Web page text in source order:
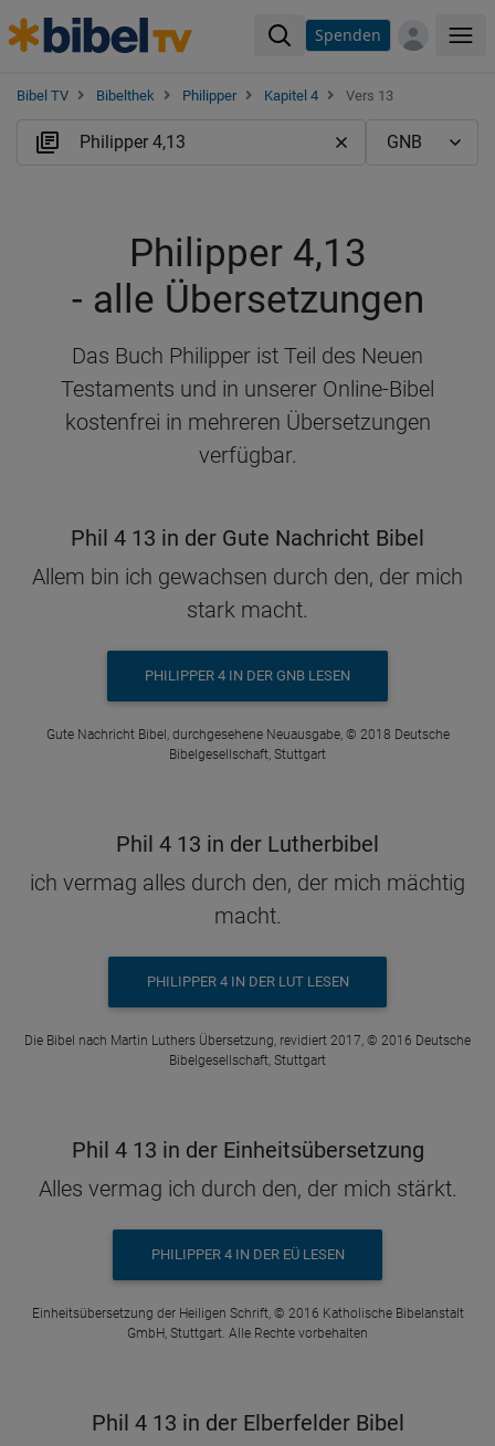
Spenden
Bibel TV Bibelthek Philipper Kapitel 4 Vers 13
Philipper 4,13
- alle Übersetzungen
Das Buch Philipper ist Teil des Neuen
Testaments und in unserer Online-Bibel
kostenfrei in mehreren Übersetzungen
verfügbar.
Phil 4 13 in der Gute Nachricht Bibel
Allem bin ich gewachsen durch den, der mich
stark macht.
PHILIPPER 4 IN DER GNB LESEN
Gute Nachricht Bibel, durchgesehene Neuausgabe, © 2018 Deutsche
Bibelgesellschaft, Stuttgart
Phil 4 13 in der Lutherbibel
ich vermag alles durch den, der mich mächtig
macht.
PHILIPPER 4 IN DER LUT LESEN
Die Bibel nach Martin Luthers Übersetzung, revidiert 2017, © 2016 Deutsche
Bibelgesellschaft, Stuttgart
Phil 4 13 in der Einheitsübersetzung
Alles vermag ich durch den, der mich stärkt.
PHILIPPER 4 IN DER EÜ LESEN
Einheitsübersetzung der Heiligen Schrift, © 2016 Katholische Bibelanstalt
GmbH, Stuttgart. Alle Rechte vorbehalten
Phil 4 13 in der Elberfelder Bibel